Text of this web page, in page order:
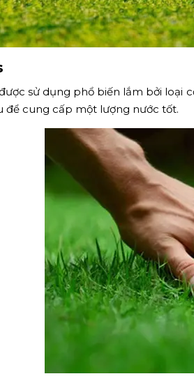
sử dụng phổ biến lắm bởi
để cung cấp một lượng nước tốt.